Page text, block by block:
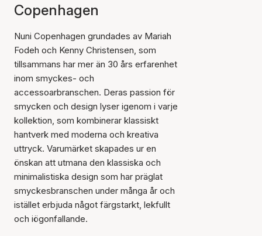
Copenhagen
Nuni Copenhagen grundades av Mariah
Fodeh och Kenny Christensen, som
tillsammans har mer än 30 års erfarenhet
inom smyckes- och
accessoarbranschen. Deras passion för
smycken och design lyser igenom i varje
kollektion, som kombinerar klassiskt
hantverk med moderna och kreativa
uttryck. Varumärket skapades ur en
önskan att utmana den klassiska och
minimalistiska design som har präglat
smyckesbranschen under många år och
istället erbjuda något färgstarkt, lekfullt
och iögonfallande.